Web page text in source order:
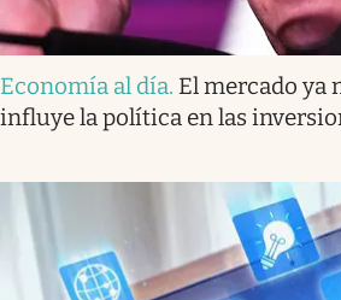
Economía al día. El mercado ya
influye la política en las